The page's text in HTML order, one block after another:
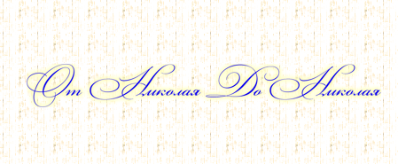
Перейти к
основному
содержанию